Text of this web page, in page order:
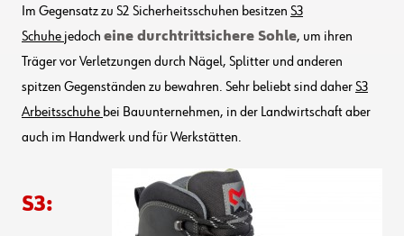
Im Gegensatz zu S2 Sicherheitsschuhen besitzen S3
Schuhe jedoch eine durchtrittsichere Sohle, um ihren
Träger vor Verletzungen durch Nägel, Splitter und anderen
spitzen Gegenständen zu bewahren. Sehr beliebt sind daherS3
Arbeitsschuhe bei Bauunternehmen, in der Landwirtschaft aber
auch im Handwerk und für Werkstätten.
S3: